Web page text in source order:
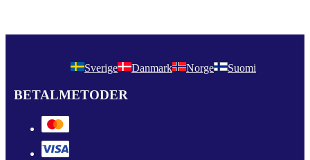
Sverige Danmark Norge Suomi
BETALMETODER